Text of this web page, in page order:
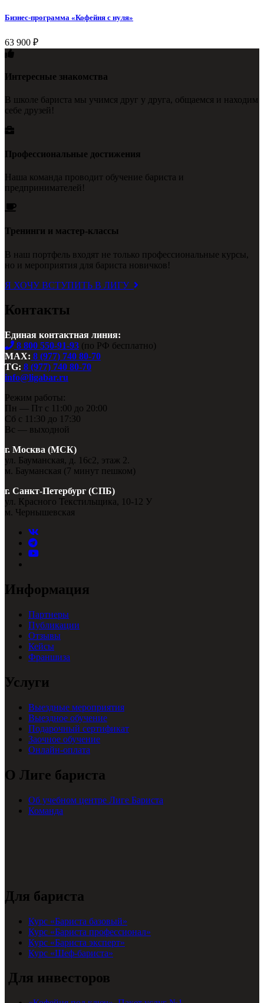
Бизнес-программа «Кофейня с нуля»
63 900 ₽
Интересные знакомства
В школе бариста мы учимся друг у друга, общаемся и находим
себе друзей!
Профессиональные достижения
Наша команда проводит обучение бариста и
предпринимателей!
Тренинги и мастер-классы
В наш портфель входят не только профессиональные курсы,
но и мероприятия для бариста новичков!
Я ХОЧУ ВСТУПИТЬ В ЛИГУ
Контакты
Единая контактная линия:
8 800 550-91-93 (по РФ бесплатно)
MAX: 8 (977) 740 80-70
TG: 8 (977) 740 80-70
info@ligabar.ru
Режим работы:
Пн — Пт с 11:00 до 20:00
Сб с 11:30 до 17:30
Вс — выходной
г. Москва (МСК)
ул. Бауманская, д. 16с2, этаж 2.
м. Бауманская (7 минут пешком)
г. Санкт-Петербург (СПБ)
ул. Красного Текстильщика, 10-12 У
м. Чернышевская
Информация
Партнеры
Публикации
Отзывы
Кейсы
Франшиза
Услуги
Выездные мероприятия
Выездное обучение
Подарочный сертификат
Заочное обучение
Онлайн-оплата
О Лиге бариста
Об учебном центре Лиге Бариста
Команда
Для бариста
Курс «Бариста базовый»
Курс «Бариста профессионал»
Курс «Бариста эксперт»
Курс «Шеф-бариста»
Для инвесторов